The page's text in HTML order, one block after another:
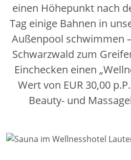
einen Höhepunkt nach
Tag einige Bahnen in
Außenpool schwimmen
Schwarzwald zum
Einchecken einen
Wert von EUR 30,00
Beauty- und